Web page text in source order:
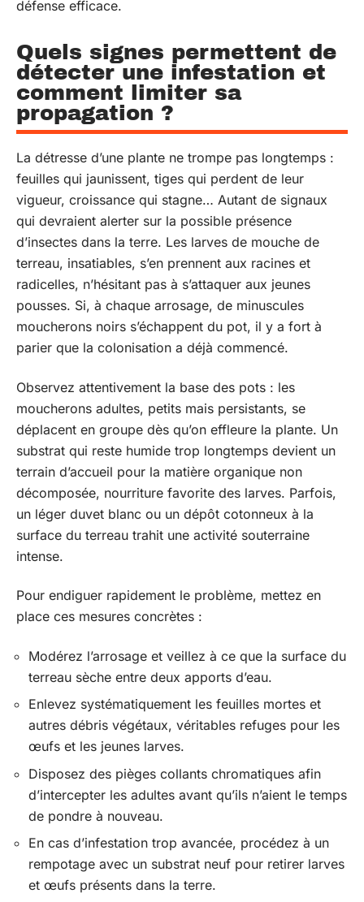
défense efficace.
Quels signes permettent de
détecter une infestation et
comment limiter sa
propagation ?
La détresse d’une plante ne trompe pas longtemps :
feuilles qui jaunissent, tiges qui perdent de leur
vigueur, croissance qui stagne… Autant de signaux
qui devraient alerter sur la possible présence
d’insectes dans la terre. Les larves de mouche de
terreau, insatiables, s’en prennent aux racines et
radicelles, n’hésitant pas à s’attaquer aux jeunes
pousses. Si, à chaque arrosage, de minuscules
moucherons noirs s’échappent du pot, il y a fort à
parier que la colonisation a déjà commencé.
Observez attentivement la base des pots : les
moucherons adultes, petits mais persistants, se
déplacent en groupe dès qu’on effleure la plante. Un
substrat qui reste humide trop longtemps devient un
terrain d’accueil pour la matière organique non
décomposée, nourriture favorite des larves. Parfois,
un léger duvet blanc ou un dépôt cotonneux à la
surface du terreau trahit une activité souterraine
intense.
Pour endiguer rapidement le problème, mettez en
place ces mesures concrètes :
Modérez l’arrosage et veillez à ce que la surface du
terreau sèche entre deux apports d’eau.
Enlevez systématiquement les feuilles mortes et
autres débris végétaux, véritables refuges pour les
œufs et les jeunes larves.
Disposez des pièges collants chromatiques afin
d’intercepter les adultes avant qu’ils n’aient le temps
de pondre à nouveau.
En cas d’infestation trop avancée, procédez à un
rempotage avec un substrat neuf pour retirer larves
et œufs présents dans la terre.